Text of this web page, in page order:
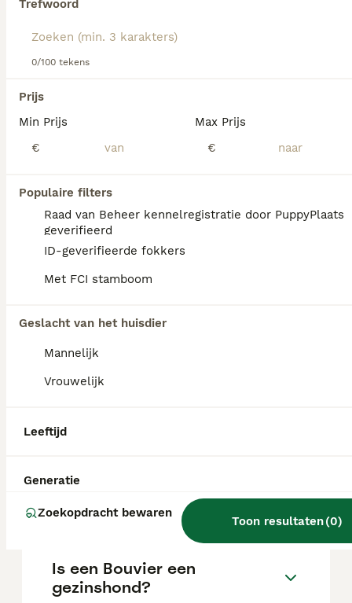
Trefwoord
0/100 tekens
Prijs
Min Prijs
€
Max Prijs
€
Populaire filters
Raad van Beheer kennelregistratie door PuppyPlaats
geverifieerd
ID-geverifieerde fokkers
Met FCI stamboom
Geslacht van het huisdier
Mannelijk
Vrouwelijk
Leeftijd
Generatie
Zoekopdracht bewaren
Toon resultaten(0)
informatie over dit hondenras.
We hebben 0 Bouvier des Flandres Honden
Als je toekomstige resultaten wil zien voor deze
exacte zoekopdracht, sla dan je zoekopdracht op en
vind jouw perfecte hond:
Zoekopdracht bewaren
FAQ's
Wat is de prijs van een
Bouvier des Flandres pup?
De prijs van een Bouvier des Flandres pup
stamboom.
Flandres-puppy?
Wat is het karakter van een
Bouvier des Flandres?
Is een Bouvier een
gezinshond?